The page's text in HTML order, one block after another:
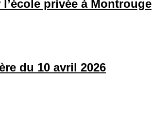
privée à Montrouge
du 10 avril 2026